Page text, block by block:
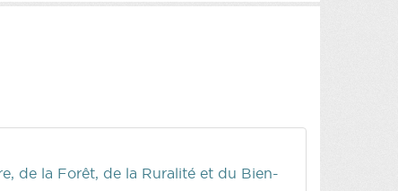
de la Forêt, de la Ruralité et du Bien-